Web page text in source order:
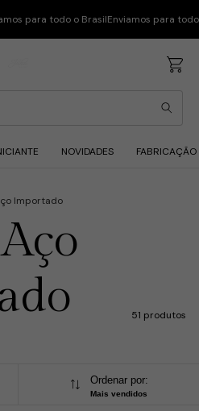
para todo o BrasilEnviamos para
NOVIDADES FABRICAÇÃO
Importado
51 produtos
Ordenar por:
Mais vendidos